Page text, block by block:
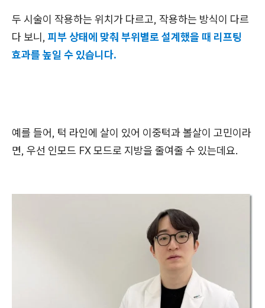
두 시술이 작용하는 위치가 다르고, 작용하는 방식이 다르
다 보니, 피부 상태에 맞춰 부위별로 설계했을 때 리프팅
효과를 높일 수 있습니다.
예를 들어, 턱 라인에 살이 있어 이중턱과 볼살이 고민이라
면, 우선 인모드 FX 모드로 지방을 줄여줄 수 있는데요.